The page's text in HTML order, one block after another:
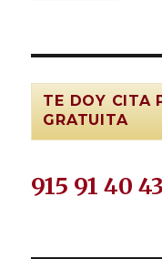
TE DOY CITA
GRATUITA
915 91 40 43